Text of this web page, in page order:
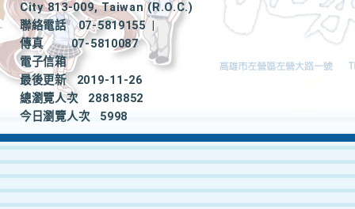
City 813-009, Taiwan (R.O.C.)
聯絡電話
07-5819155
|
傳真
07-5810087
電子信箱
最後更新
2019-11-26
總瀏覽人次
28818852
今日瀏覽人次
5998